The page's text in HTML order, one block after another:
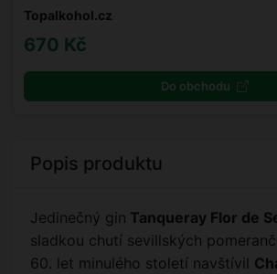
Topalkohol.cz
670 Kč
Do obchodu
Popis produktu
Jedinečný gin Tanqueray Flor de
sladkou chutí sevillských
60. let minulého století navštívil